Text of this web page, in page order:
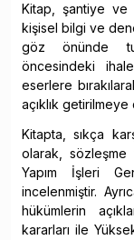
Kitap, şantiye ve
kişisel bilgi ve
göz önünde
öncesindeki
eserlere
açıklık getirilmeye
Kitapta, sıkça
olarak, sözleşme
Yapım İşleri
incelenmiştir.
hükümlerin
kararları ile